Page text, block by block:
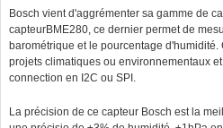
Bosch vient d'aggrémenter sa gamme de
capteurBME280, ce dernier permet de
barométrique et le pourcentage
projets climatiques ou environnementaux
connection en I2C ou SPI.
La précision de ce capteur Bosch est la